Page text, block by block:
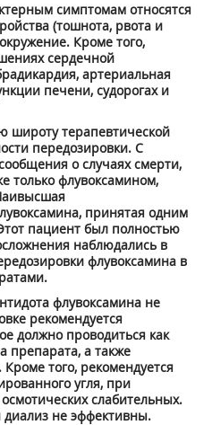
симптомам относятся
(тошнота, рвота и
Кроме того,
сердечной
артериальная
печени, судорогах и
широту терапевтической
передозировки. С
о случаях смерти,
только флувоксамином,
принятая одним
пациент был полностью
наблюдались в
флувоксамина в
флувоксамина не
рекомендуется
должно проводиться как
препарата, а также
того, рекомендуется
угля, при
слабительных.
не эффективны.